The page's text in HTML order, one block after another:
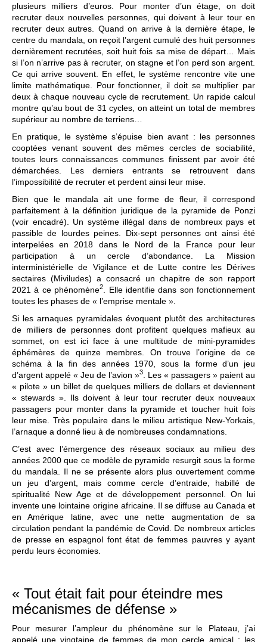
plusieurs milliers d’euros. Pour monter d’un étage, on doit
recruter deux nouvelles personnes, qui doivent à leur tour en
recruter deux autres. Quand on arrive à la dernière étape, le
centre du mandala, on reçoit l’argent cumulé des huit personnes
dernièrement recrutées, soit huit fois sa mise de départ… Mais
si l’on n’arrive pas à recruter, on stagne et l’on perd son argent.
Ce qui arrive souvent. En effet, le système rencontre vite une
limite mathématique. Pour fonctionner, il doit se multiplier par
deux à chaque nouveau cycle de recrutement. Un rapide calcul
montre qu’au bout de 31 cycles, on atteint un total de membres
supérieur au nombre de terriens…
En pratique, le système s’épuise bien avant : les personnes
cooptées venant souvent des mêmes cercles de sociabilité,
toutes leurs connaissances communes finissent par avoir été
démarchées. Les derniers entrants se retrouvent dans
l’impossibilité de recruter et perdent ainsi leur mise.
Bien que le mandala ait une forme de fleur, il correspond
parfaitement à la définition juridique de la pyramide de Ponzi
(voir encadré). Un système illégal dans de nombreux pays et
passible de lourdes peines. Dix-sept personnes ont ainsi été
interpelées en 2018 dans le Nord de la France pour leur
participation à un cercle d’abondance. La Mission
interministérielle de Vigilance et de Lutte contre les Dérives
sectaires (Miviludes) a consacré un chapitre de son rapport
2021 à ce phénomène2
. Elle identifie dans son fonctionnement
toutes les phases de « l’emprise mentale ».
Si les arnaques pyramidales évoquent plutôt des architectures
de milliers de personnes dont profitent quelques mafieux au
sommet, on est ici face à une multitude de mini-pyramides
éphémères de quinze membres. On trouve l’origine de ce
schéma à la fin des années 1970, sous la forme d’un jeu
d’argent appelé « Jeu de l’avion »3
. Les « passagers » paient au
« pilote » un billet de quelques milliers de dollars et deviennent
« stewards ». Ils doivent à leur tour recruter deux nouveaux
passagers pour monter dans la pyramide et toucher huit fois
leur mise. Très populaire dans le milieu artistique New-Yorkais,
l’arnaque a donné lieu à de nombreuses condamnations.
C’est avec l’émergence des réseaux sociaux au milieu des
années 2000 que ce modèle de pyramide resurgit sous la forme
du mandala. Il ne se présente alors plus ouvertement comme
un jeu d’argent, mais comme cercle d’entraide, habillé de
spiritualité New Age et de développement personnel. On lui
invente une lointaine origine africaine. Il se diffuse au Canada et
en Amérique latine, avec une nette augmentation de sa
circulation pendant la pandémie de Covid. De nombreux articles
de presse en espagnol font état de femmes pauvres y ayant
perdu leurs économies.
« Tout était fait pour éteindre mes
mécanismes de défense »
Pour mesurer l’ampleur du phénomène sur le Plateau, j’ai
appelé une vingtaine de femmes de mon cercle amical : les